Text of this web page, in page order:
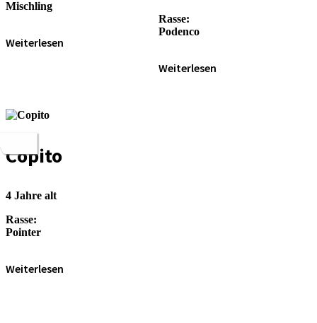
Misch­ling
Wei­ter­le­sen
Ras­se:
Poden­co
Wei­ter­le­sen
Copito
4 Jah­re alt
Ras­se:
Poin­ter
Wei­ter­le­sen